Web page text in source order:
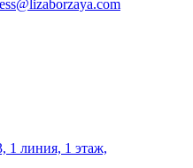
1 линия, 1 этаж,